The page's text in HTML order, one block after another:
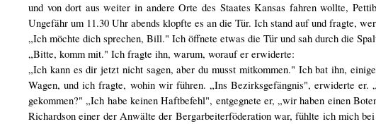
und von dort aus weiter in andere Orte des Staates Kansas fahren wollte,
Ungefähr um 11.30 Uhr abends klopfte es an die Tür. Ich stand auf und fragte,
„Ich möchte dich sprechen, Bill." Ich öffnete etwas die Tür und sah durch die
„Bitte, komm mit." Ich fragte ihn, warum, worauf er erwiderte:
„Ich kann es dir jetzt nicht sagen, aber du musst mitkommen." Ich bat ihn,
Wagen, und ich fragte, wohin wir führen. „Ins Bezirksgefängnis", erwiderte
gekommen?" „Ich habe keinen Haftbefehl", entgegnete er, „wir haben einen
Richardson einer der Anwälte der Bergarbeiterföderation war, fühlte ich mich